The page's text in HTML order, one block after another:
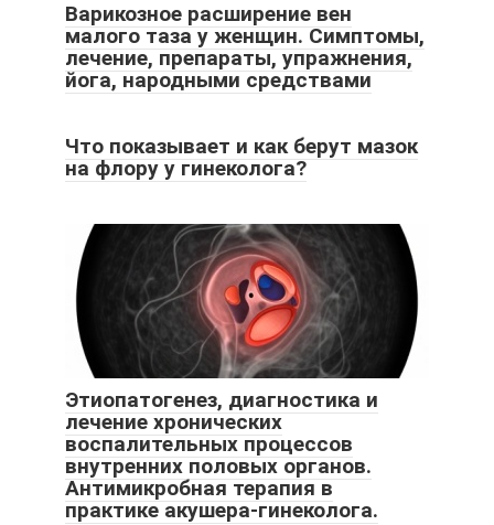
Варикозное расширение вен
малого таза у женщин. Симптомы,
лечение, препараты, упражнения,
йога, народными средствами
Что показывает и как берут мазок
на флору у гинеколога?
Этиопатогенез, диагностика и
лечение хронических
воспалительных процессов
внутренних половых органов.
Антимикробная терапия в
практике акушера-гинеколога.